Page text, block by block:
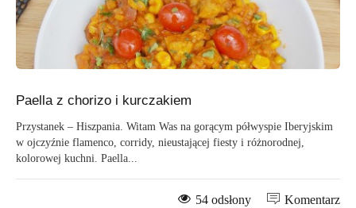
Paella z chorizo i kurczakiem
Przystanek – Hiszpania. Witam Was na gorącym półwyspie Iberyjskim
w ojczyźnie flamenco, corridy, nieustającej fiesty i różnorodnej,
kolorowej kuchni. Paella...
Komentarz
54 odsłony